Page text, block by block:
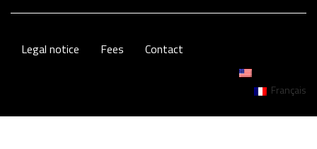
Legal notice Fees Contact
Français